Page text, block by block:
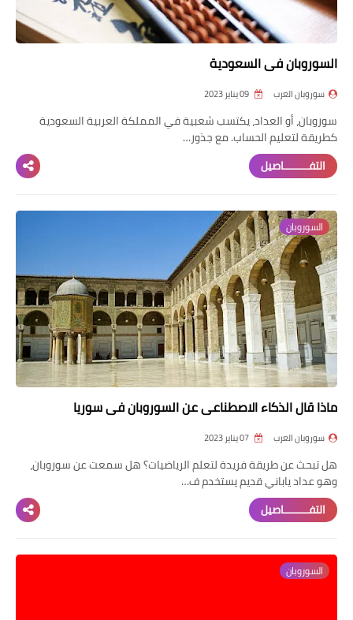
السوروبان في السعودية
سوروبان العرب
سوروبان، أو العداد، يكتسب شعبية في المملكة العربية السعودية
كطريقة لتعليم الحساب. مع جذور…
التفــــــــاصيل
السوروبان
ماذا قال الذكاء الاصطناعي عن السوروبان في سوريا
سوروبان العرب
هل تبحث عن طريقة فريدة لتعلم الرياضيات؟ هل سمعت عن سوروبان،
وهو عداد ياباني قديم يستخدم ف…
التفــــــــاصيل
السوروبان